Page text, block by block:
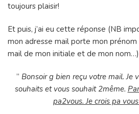
toujours plaisir!
Et puis, j’ai eu cette réponse (NB
mon adresse mail porte mon prénom
mail de mon initiale et de mon
” Bonsoir g bien reçu votre mail. Je
souhaits et vous souhait 2même.
pa2vous. Je crois pa